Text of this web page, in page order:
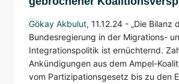
Gökay Akbulut, 11.12.24 - „Die Bilanz
Bundesregierung in der Migrations-
Integrationspolitik ist ernüchternd.
Ankündigungen aus dem Ampel-
vom Partizipationsgesetz bis zu den